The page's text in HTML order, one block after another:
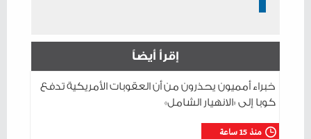
إقرأ أيضاً
منذ 15 ساعة
خبراء أمميون يحذرون من أن العقوبات الأمريكية تدفع
كوبا إلى «الانهيار الشامل»